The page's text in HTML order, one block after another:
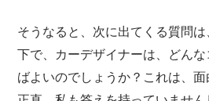
そうなると、次に出てくる質問
下で、カーデザイナーは、どん
ばよいのでしょうか？これは、面